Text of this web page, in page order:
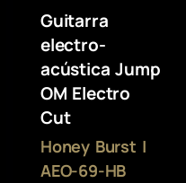
Guitarra
electro-
acústica Jump
OM Electro
Cut
Honey Burst |
AEO-69-HB